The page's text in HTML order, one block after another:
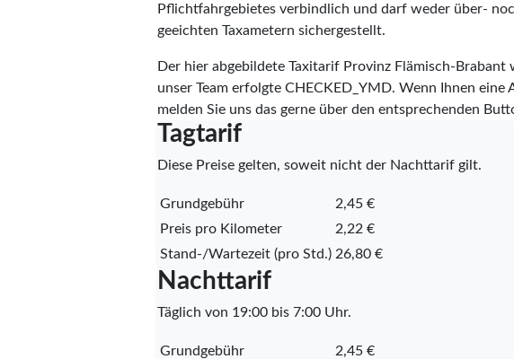
Pflichtfahrgebietes verbindlich und darf weder über-
geeichten Taxametern sichergestellt.
Der hier abgebildete Taxitarif Provinz Flämisch-Brabant
unser Team erfolgte CHECKED_YMD. Wenn Ihnen eine
melden Sie uns das gerne über den entsprechenden
Tagtarif
Diese Preise gelten, soweit nicht der Nachttarif gilt.
Grundgebühr
2,45 €
Preis pro Kilometer
2,22 €
Stand-/Wartezeit (pro Std.) 26,80 €
Nachttarif
Täglich von 19:00 bis 7:00 Uhr.
Grundgebühr
2,45 €